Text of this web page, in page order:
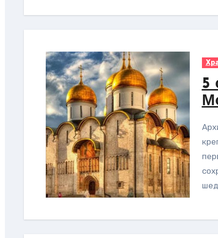
5
Архитектурная история Москвы начиналась с